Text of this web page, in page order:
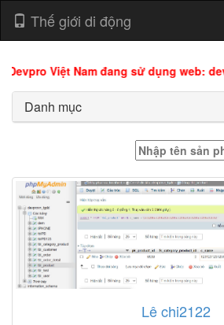
Thế giới di động
Việt Nam đang sử dụng web:
Danh mục
Lê chi2122